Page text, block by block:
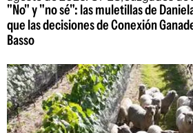
"No" y "no sé": las muletillas de
que las decisiones de Conexión
Basso